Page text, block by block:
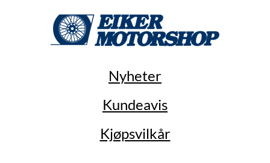
Nyheter
Kundeavis
Kjøpsvilkår